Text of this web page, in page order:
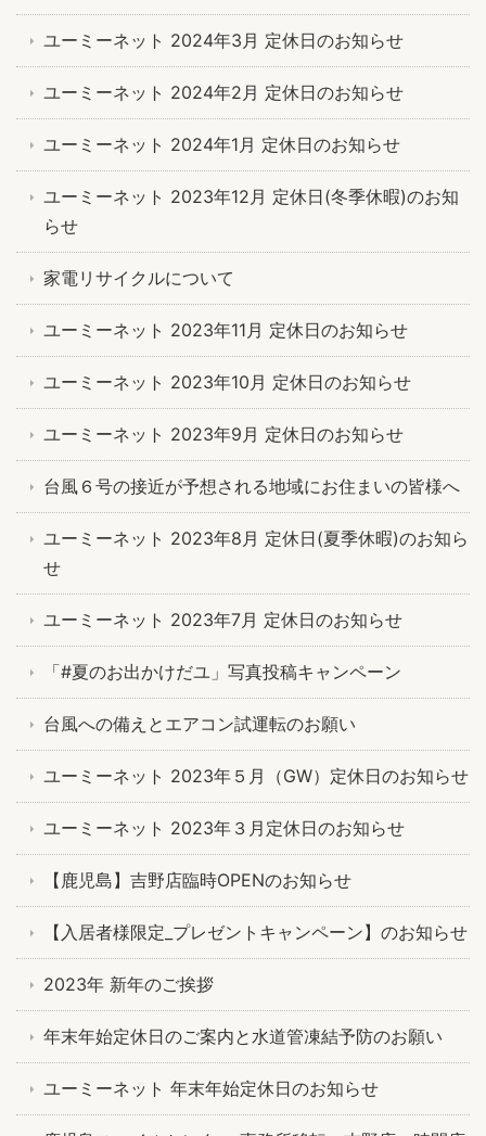
ユーミーネット 2024年3月 定休日のお知らせ
ユーミーネット 2024年2月 定休日のお知らせ
ユーミーネット 2024年1月 定休日のお知らせ
ユーミーネット 2023年12月 定休日(冬季休暇)のお知
らせ
家電リサイクルについて
ユーミーネット 2023年11月 定休日のお知らせ
ユーミーネット 2023年10月 定休日のお知らせ
ユーミーネット 2023年9月 定休日のお知らせ
台風６号の接近が予想される地域にお住まいの皆様へ
ユーミーネット 2023年8月 定休日(夏季休暇)のお知ら
せ
ユーミーネット 2023年7月 定休日のお知らせ
「#夏のお出かけだユ」写真投稿キャンペーン
台風への備えとエアコン試運転のお願い
ユーミーネット 2023年５月（GW）定休日のお知らせ
ユーミーネット 2023年３月定休日のお知らせ
【鹿児島】吉野店臨時OPENのお知らせ
【入居者様限定_プレゼントキャンペーン】のお知らせ
2023年 新年のご挨拶
年末年始定休日のご案内と水道管凍結予防のお願い
ユーミーネット 年末年始定休日のお知らせ